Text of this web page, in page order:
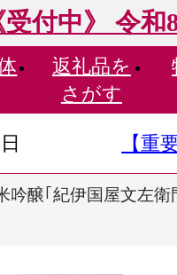
受付中》 令
返礼品を
さがす
【重
吟醸｢紀伊国屋文左